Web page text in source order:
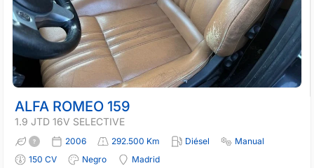
ALFA ROMEO 159
1.9 JTD 16V SELECTIVE
2006 292.500 Km Diésel
Manual
150 CV
Negro
Madrid